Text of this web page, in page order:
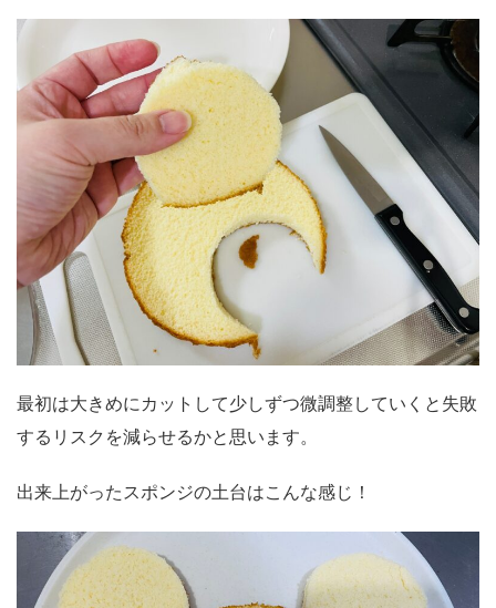
最初は大きめにカットして少しずつ微調整していくと失敗
するリスクを減らせるかと思います。
出来上がったスポンジの土台はこんな感じ！